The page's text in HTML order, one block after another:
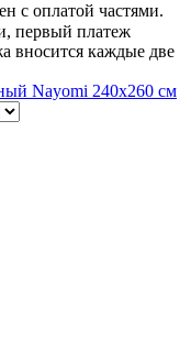
с оплатой частями.
первый платеж
вносится каждые две
Nayomi 240x260 см